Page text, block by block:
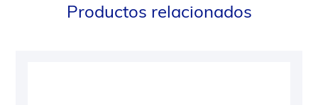
Productos relacionados